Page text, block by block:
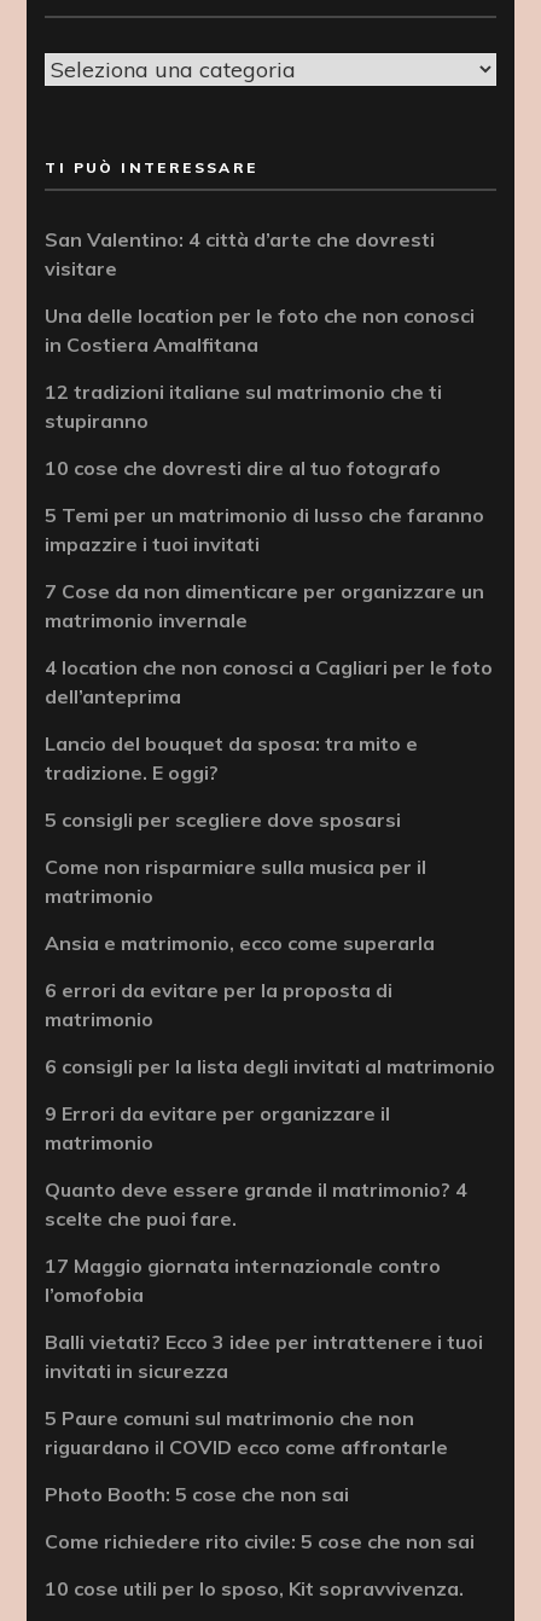
Categorie
TI PUÒ INTERESSARE
San Valentino: 4 città d’arte che dovresti
visitare
Una delle location per le foto che non conosci
in Costiera Amalfitana
12 tradizioni italiane sul matrimonio che ti
stupiranno
10 cose che dovresti dire al tuo fotografo
5 Temi per un matrimonio di lusso che faranno
impazzire i tuoi invitati
7 Cose da non dimenticare per organizzare un
matrimonio invernale
4 location che non conosci a Cagliari per le foto
dell’anteprima
Lancio del bouquet da sposa: tra mito e
tradizione. E oggi?
5 consigli per scegliere dove sposarsi
Come non risparmiare sulla musica per il
matrimonio
Ansia e matrimonio, ecco come superarla
6 errori da evitare per la proposta di
matrimonio
6 consigli per la lista degli invitati al matrimonio
9 Errori da evitare per organizzare il
matrimonio
Quanto deve essere grande il matrimonio? 4
scelte che puoi fare.
17 Maggio giornata internazionale contro
l’omofobia
Balli vietati? Ecco 3 idee per intrattenere i tuoi
invitati in sicurezza
5 Paure comuni sul matrimonio che non
riguardano il COVID ecco come affrontarle
Photo Booth: 5 cose che non sai
Come richiedere rito civile: 5 cose che non sai
10 cose utili per lo sposo, Kit sopravvivenza.